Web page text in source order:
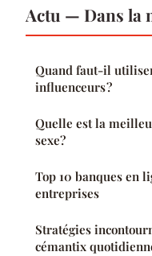
Actu — Dans la
Quand faut-il
influenceurs ?
Quelle est la
sexe?
Top 10 banques en
entreprises
Stratégies
cémantix